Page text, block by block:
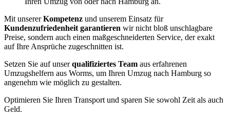
Mit unsererKompetenz und unserem Einsatz für
Kundenzufriedenheit garantieren wir nicht bloß unschlagbare
Preise, sondern auch einen maßgeschneiderten Service, der exakt
auf Ihre Ansprüche zugeschnitten ist.
Setzen Sie auf unserqualifiziertes Team aus erfahrenen
Umzugshelfern aus Worms, um Ihren Umzug nach Hamburg so
angenehm wie möglich zu gestalten.
Optimieren Sie Ihren Transport und sparen Sie sowohl Zeit als auch
Geld.